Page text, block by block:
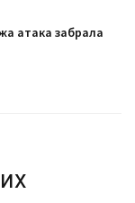
атака забрала